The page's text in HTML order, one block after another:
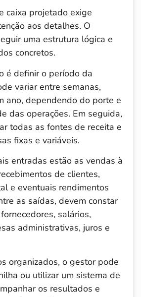
caixa projetado exige
aos detalhes. O
uma estrutura lógica e
concretos.
é definir o período da
variar entre semanas,
ano, dependendo do porte e
das operações. Em seguida,
todas as fontes de receita e
fixas e variáveis.
entradas estão as vendas à
de clientes,
e eventuais rendimentos
as saídas, devem constar
salários,
administrativas, juros e
organizados, o gestor pode
ou utilizar um sistema de
os resultados e